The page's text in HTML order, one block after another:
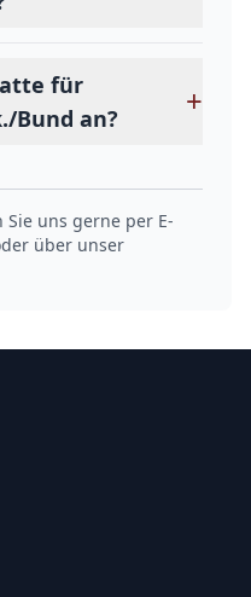
für
Bund an?
+
Sie uns gerne per E-
über unser